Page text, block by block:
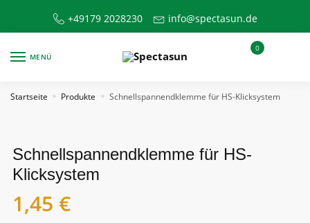
+49179 2028230 info@spectasun.de
MENÜ
0
Startseite » Produkte » Schnellspannendklemme für HS-Klicksystem
Schnellspannendklemme für HS-
Klicksystem
1,45 €